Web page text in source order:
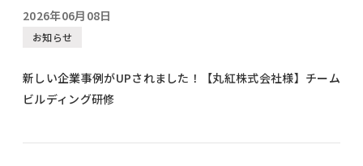
2026年06月08日
お知らせ
新しい企業事例がUPされました！【丸紅株式会社様】チーム
ビルディング研修